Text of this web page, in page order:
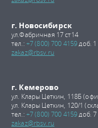
г. Новосибирск
ул.Фабричная 17 ст14
тел.: +7 (800) 700 4159доб. 1
zakaz@rbsv.ru
г. Кемерово
ул. Клары Цеткин, 118Б
ул. Клары Цеткин, 120/1
тел.: +7 (800) 700 4159доб. 7
zakaz@rbsv.ru